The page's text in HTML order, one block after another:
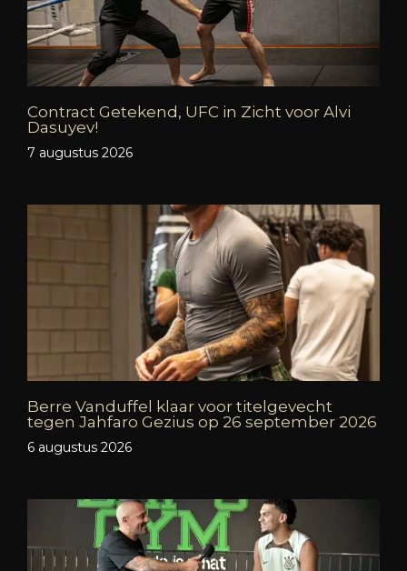
Contract Getekend, UFC in Zicht voor Alvi
Dasuyev!
7 augustus 2026
Berre Vanduffel klaar voor titelgevecht
tegen Jahfaro Gezius op 26 september 2026
6 augustus 2026